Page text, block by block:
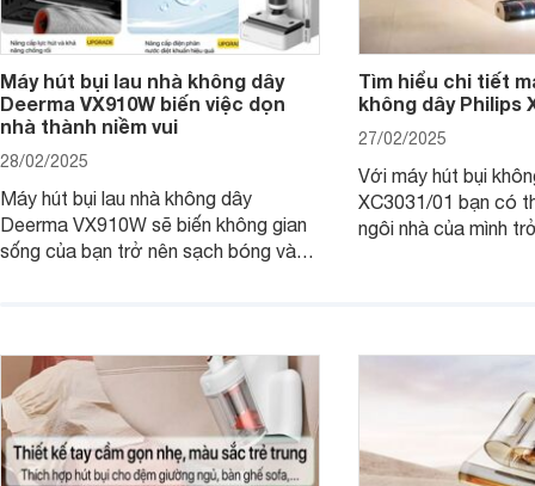
Máy hút bụi lau nhà không dây
Deerma VX910W biến việc dọn
nhà thành niềm vui
28/02/2025
Máy hút bụi lau nhà không dây
Deerma VX910W sẽ biến không gian
sống của bạn trở nên sạch bóng và
VX910W mang lại!
Tìm hiểu chi tiết
không dây Philips
27/02/2025
Với máy hút bụi
XC3031/01 bạn có
ngôi nhà của mình